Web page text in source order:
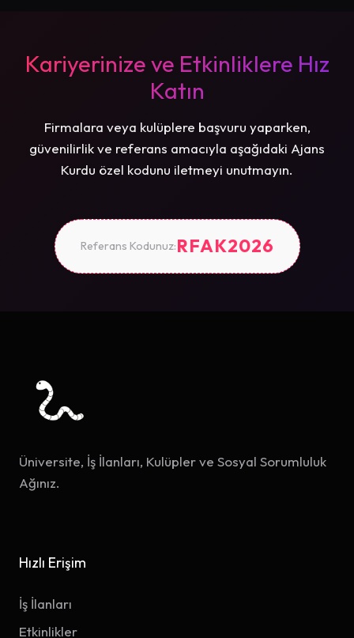
Kariyerinize ve Etkinliklere Hız
Katın
Firmalara veya kulüplere başvuru yaparken,
güvenilirlik ve referans amacıyla aşağıdaki Ajans
Kurdu özel kodunu iletmeyi unutmayın.
Referans Kodunuz:RFAK2026
Üniversite, İş İlanları, Kulüpler ve Sosyal Sorumluluk
Ağınız.
Hızlı Erişim
İş İlanları
Etkinlikler